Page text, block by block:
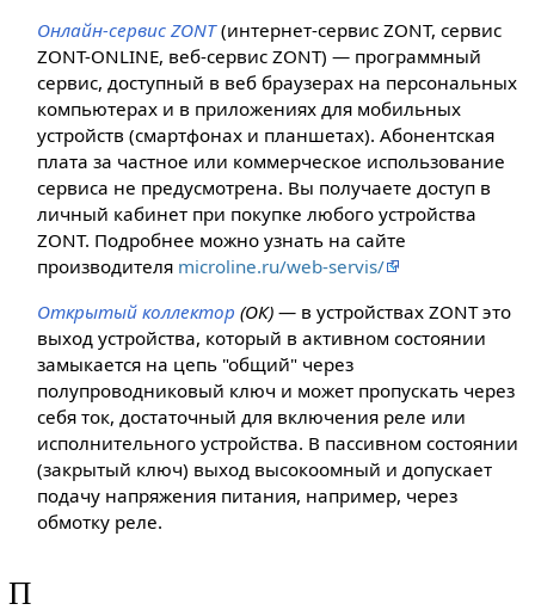
Онлайн-сервис ZONT(интернет-сервис ZONT, сервис
ZONT-ONLINE, веб-сервис ZONT) — программный
сервис, доступный в веб браузерах на персональных
компьютерах и в приложениях для мобильных
устройств (смартфонах и планшетах). Абонентская
плата за частное или коммерческое использование
сервиса не предусмотрена. Вы получаете доступ в
личный кабинет при покупке любого устройства
ZONT. Подробнее можно узнать на сайте
производителя microline.ru/web-servis/
Открытый коллектор (ОК) — в устройствах ZONT это
выход устройства, который в активном состоянии
замыкается на цепь "общий" через
полупроводниковый ключ и может пропускать через
себя ток, достаточный для включения реле или
исполнительного устройства. В пассивном состоянии
(закрытый ключ) выход высокоомный и допускает
подачу напряжения питания, например, через
обмотку реле.
П